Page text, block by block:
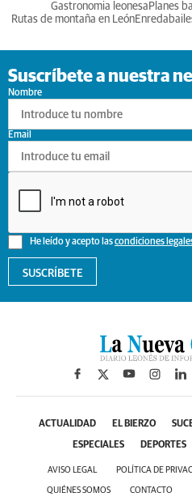
Gastronomia leonesa Planes
Rutas de montaña en León
Suscríbete a nuestra
Nombre
He leído y acepto lascondiciones
Email
SUSCRÍBETE
ACTUALIDAD EL BIERZO
ESPECIALES DEPORTES
AVISO LEGAL POLÍTICA DE
QUIÉNES SOMOS CONTACTO